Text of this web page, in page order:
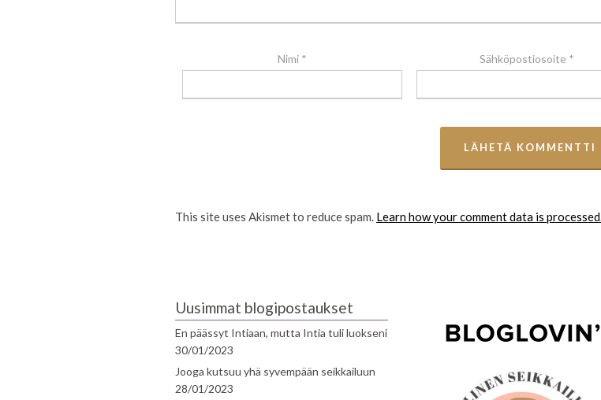
Nimi * Sähköpostiosoite *
This site uses Akismet to reduce spam. Learn how your comment data is processed.
Uusimmat blogipostaukset
En päässyt Intiaan, mutta Intia tuli luokseni
30/01/2023
Jooga kutsuu yhä syvempään seikkailuun
28/01/2023